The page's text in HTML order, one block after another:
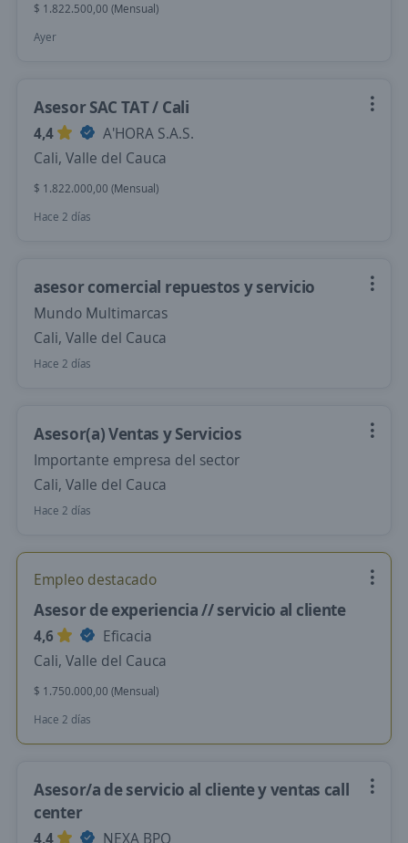
$ 1.822.500,00 (Mensual)
Ayer
Asesor SAC TAT / Cali
4,4
A'HORA S.A.S.
Cali, Valle del Cauca
$ 1.822.000,00 (Mensual)
Hace 2 días
asesor comercial repuestos y servicio
Mundo Multimarcas
Cali, Valle del Cauca
Hace 2 días
Asesor(a) Ventas y Servicios
Importante empresa del sector
Cali, Valle del Cauca
Hace 2 días
Empleo destacado
Asesor de experiencia // servicio al cliente
4,6
Eficacia
Cali, Valle del Cauca
$ 1.750.000,00 (Mensual)
Hace 2 días
Asesor/a de servicio al cliente y ventas call
center
4,4
NEXA BPO